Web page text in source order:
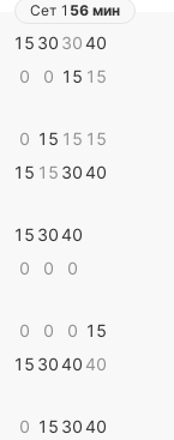
Сет 1 56 мин
15
0
30
0
30
15
40
15
0
15
15
15
15
30
15
40
15
0
30
0
40
0
0
15
0
30
0
40
15
40
0 15 3040